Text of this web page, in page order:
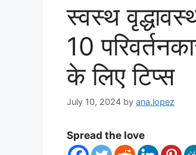
स्वस्थ
10
के लिए टिप्स
July 10, 2024 by ana.lopez
Spread the love